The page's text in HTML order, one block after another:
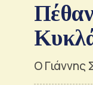
Ο Γιάννης